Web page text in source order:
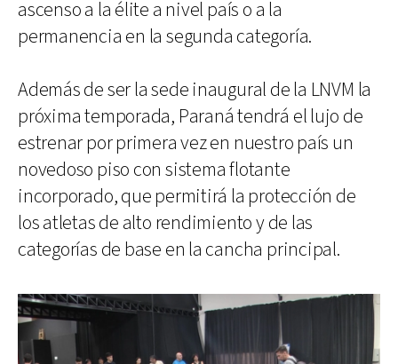
ascenso a la élite a nivel país o a la
permanencia en la segunda categoría.
Además de ser la sede inaugural de la LNVM la
próxima temporada, Paraná tendrá el lujo de
estrenar por primera vez en nuestro país un
novedoso piso con sistema flotante
incorporado, que permitirá la protección de
los atletas de alto rendimiento y de las
categorías de base en la cancha principal.